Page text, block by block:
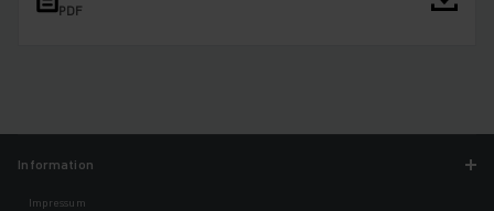
PDF
Information
Impressum